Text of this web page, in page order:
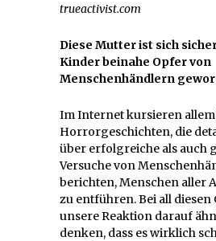
trueactivist.com
Diese Mutter ist sich
Kinder beinahe Opfer von
Menschenhändlern
Im Internet kursieren
Horrorgeschichten, die
über erfolgreiche als auch
Versuche von
berichten, Menschen aller
zu entführen. Bei all diesen
unsere Reaktion darauf
denken, dass es wirklich